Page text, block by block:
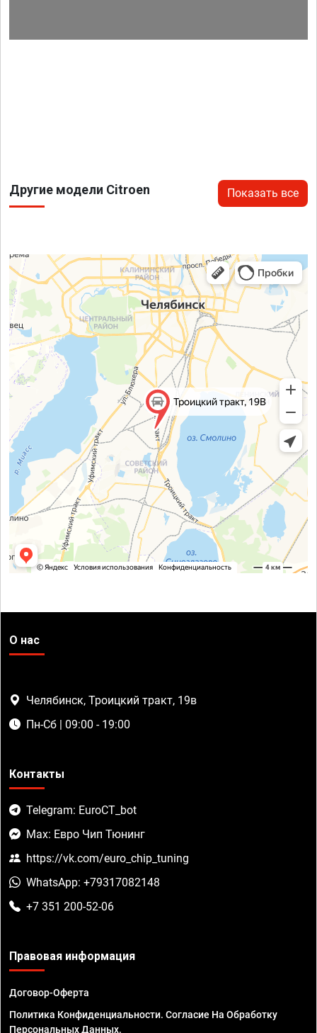
Другие модели Citroen Показать все
О нас
Челябинск, Троицкий тракт, 19в
Пн-Сб | 09:00 - 19:00
Контакты
Telegram: EuroCT_bot
Max: Евро Чип Тюнинг
https://vk.com/euro_chip_tuning
WhatsApp: +79317082148
+7 351 200-52-06
Правовая информация
Договор-Оферта
Политика Конфиденциальности. Согласие На Обработку
Персональных Данных.